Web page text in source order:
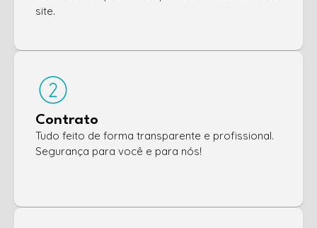
site.
Contrato
Tudo feito de forma transparente e profissional.
Segurança para você e para nós!